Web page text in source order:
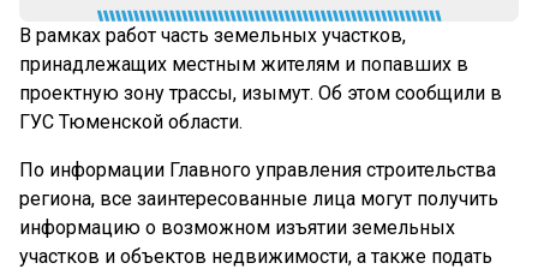
В рамках работ часть земельных участков,
принадлежащих местным жителям и попавших в
проектную зону трассы, изымут. Об этом сообщили в
ГУС Тюменской области.
По информации Главного управления строительства
региона, все заинтересованные лица могут получить
информацию о возможном изъятии земельных
участков и объектов недвижимости, а также подать